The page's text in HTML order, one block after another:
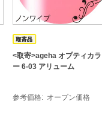
<取寄>ageha オプティカラ
ー 6-03 アリューム
参考価格 オープン価格